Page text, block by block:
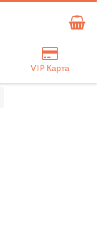
VIP Карта